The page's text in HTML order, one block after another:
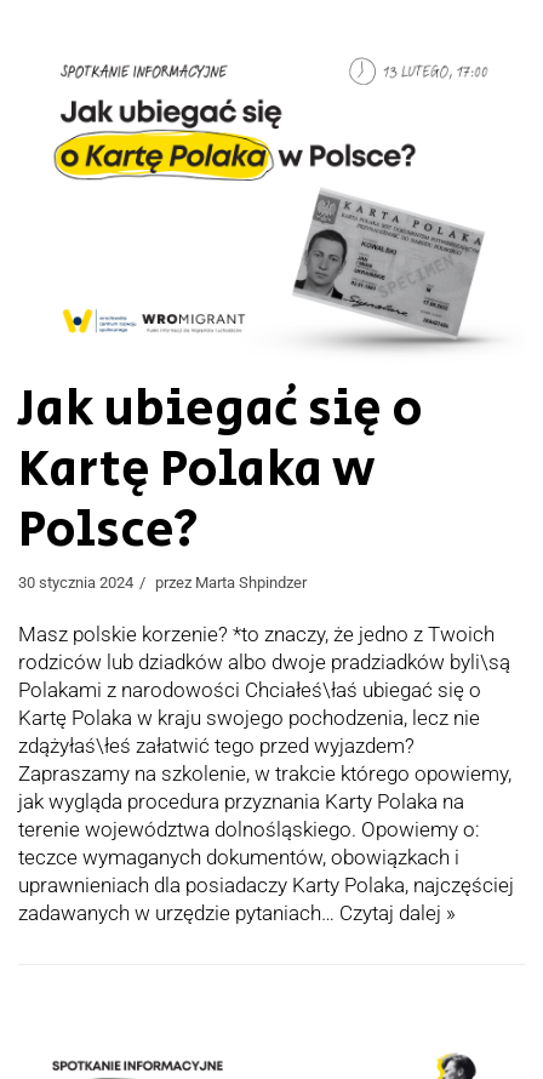
Jak ubiegać się o
Kartę Polaka w
Polsce?
30 stycznia 2024 przez Marta Shpindzer
Masz polskie korzenie? *to znaczy, że jedno z Twoich
rodziców lub dziadków albo dwoje pradziadków byli\są
Polakami z narodowości Chciałeś\łaś ubiegać się o
Kartę Polaka w kraju swojego pochodzenia, lecz nie
zdążyłaś\łeś załatwić tego przed wyjazdem?
Zapraszamy na szkolenie, w trakcie którego opowiemy,
jak wygląda procedura przyznania Karty Polaka na
terenie województwa dolnośląskiego. Opowiemy o:
teczce wymaganych dokumentów, obowiązkach i
uprawnieniach dla posiadaczy Karty Polaka, najczęściej
zadawanych w urzędzie pytaniach… Czytaj dalej »